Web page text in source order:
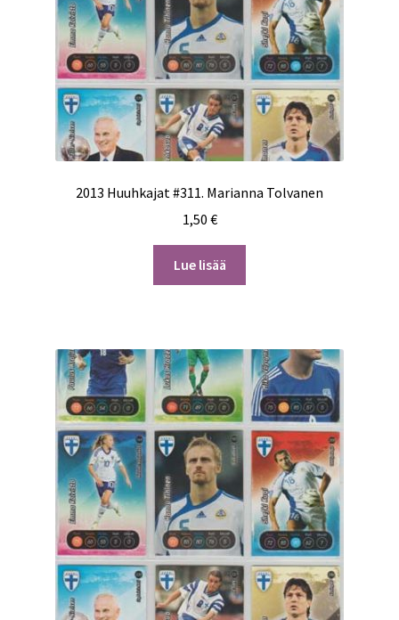
2013 Huuhkajat #311. Marianna Tolvanen
1,50 €
Lue lisää